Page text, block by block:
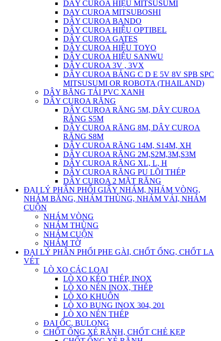
DÂY CUROA HIỆU MITSUSUMI
DAY CUROA MITSUBOSHI
DÂY CUROA BANDO
DÂY CUROA HIỆU OPTIBEL
DÂY CUROA GATES
DÂY CUROA HIỆU TOYO
DÂY CUROA HIỆU SANWU
DÂY CUROA 3V , 3VX
DÂY CUROA BẢNG C D E 5V 8V SPB SPC
MITSUSUMI OR ROBOTA (THAILAND)
DÂY BĂNG TẢI PVC XANH
DÂY CUROA RĂNG
DÂY CUROA RĂNG 5M, DÂY CUROA
RĂNG S5M
DÂY CUROA RĂNG 8M, DÂY CUROA
RĂNG S8M
DÂY CUROA RĂNG 14M, S14M, XH
DÂY CUROA RĂNG 2M,S2M,3M,S3M
DÂY CUROA RĂNG XL, L, H
DÂY CUROA RĂNG PU LÕI THÉP
DÂY CUROA 2 MẶT RĂNG
ĐẠI LÝ PHÂN PHỐI GIẤY NHÁM, NHÁM VÒNG,
NHÁM BĂNG, NHÁM THÙNG, NHÁM VẢI, NHÁM
CUỘN
NHÁM VÒNG
NHÁM THÙNG
NHÁM CUỘN
NHÁM TỜ
ĐẠI LÝ PHÂN PHỐI PHE GÀI, CHỐT ỐNG, CHỐT LA
VÉT
LÒ XO CÁC LOẠI
LÒ XO KÉO THÉP, INOX
LÒ XO NÉN INOX, THÉP
LÒ XO KHUÔN
LÒ XO BUNG INOX 304, 201
LÒ XO NÉN THÉP
ĐAI ỐC, BULONG
CHỐT ỐNG XẺ RÃNH, CHỐT CHẺ KẸP